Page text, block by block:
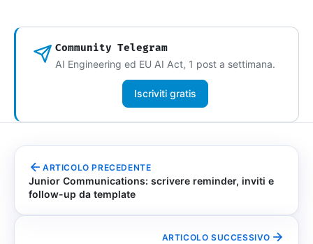
Community Telegram
AI Engineering ed EU AI Act, 1 post a settimana.
Iscriviti gratis
ARTICOLO PRECEDENTE
Junior Communications: scrivere reminder, inviti e
follow-up da template
ARTICOLO SUCCESSIVO